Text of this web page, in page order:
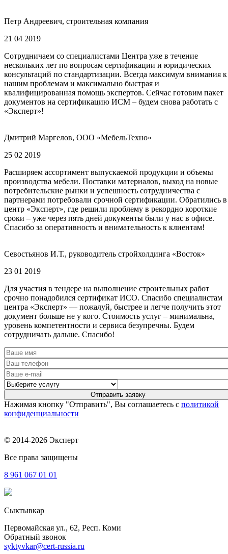
Петр Андреевич, строительная компания
21 04 2019
Сотрудничаем со специалистами Центра уже в течение
нескольких лет по вопросам сертификации и юридических
консультаций по стандартизации. Всегда максимум внимания к
нашим проблемам и максимально быстрая и
квалифицированная помощь экспертов. Сейчас готовим пакет
документов на сертификацию ИСМ – будем снова работать с
«Эксперт»!
Дмитрий Маргелов, ООО «МебельТехно»
25 02 2019
Расширяем ассортимент выпускаемой продукции и объемы
производства мебели. Поставки материалов, выход на новые
потребительские рынки и успешность сотрудничества с
партнерами потребовали срочной сертификации. Обратились в
центр «Эксперт», где решили проблему в рекордно короткие
сроки – уже через пять дней документы были у нас в офисе.
Спасибо за оперативность и внимательность к клиентам!
Севостьянов И.Т., руководитель стройхолдинга «Восток»
23 01 2019
Для участия в тендере на выполнение строительных работ
срочно понадобился сертификат ИСО. Спасибо специалистам
центра «Эксперт» — пожалуй, быстрее и легче получить этот
документ больше не у кого. Стоимость услуг – минимальна,
уровень компетентности и сервиса безупречны. Будем
сотрудничать дальше. Спасибо!
Нажимая кнопку "Отправить", Вы соглашаетесь с политикой
конфиденциальности
© 2014-2026 Эксперт
Все права защищены
8 961 067 01 01
Сыктывкар
Первомайская ул., 62, Респ. Коми
Обратный звонок
syktyvkar@cert-russia.ru